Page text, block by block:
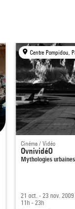
Centre Pompidou,
Cinéma / Vidéo
OvnividéO
Mythologies
21 oct. - 23 nov. 2009
11h - 23h